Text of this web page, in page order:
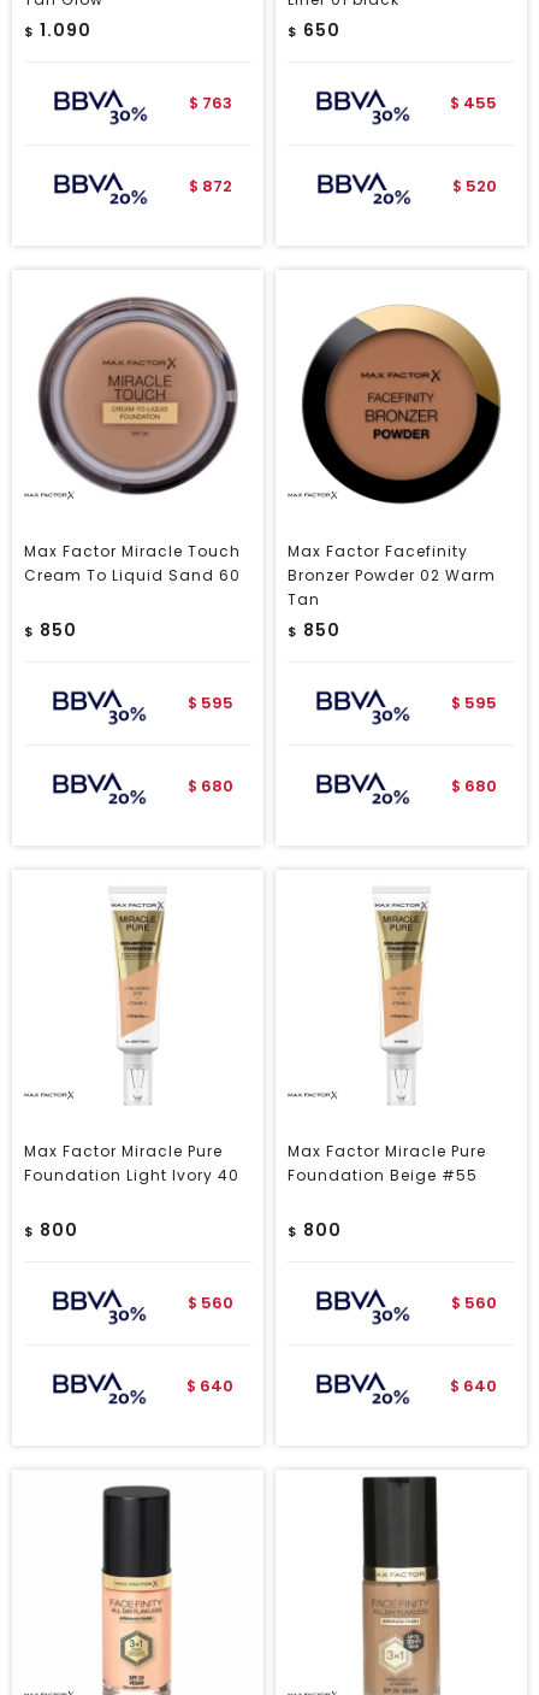
$ 1.090
$ 763
$ 872
$ 650
$ 455
$ 520
Max Factor Miracle Touch
Cream To Liquid Sand 60
$ 850
$ 595
$ 680
Max Factor Facefinity
Bronzer Powder 02 Warm
Tan
$ 850
$ 595
$ 680
Max Factor Miracle Pure
Foundation Light Ivory 40
$ 800
$ 560
$ 640
Max Factor Miracle Pure
Foundation Beige #55
$ 800
$ 560
$ 640